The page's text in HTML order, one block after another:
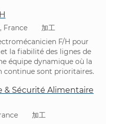
France カテゴリ
加工
F/H pour
la fiabilité des lignes de
équipe dynamique où la
continue sont prioritaires.
& Sécurité Alimentaire
カテゴリ
加工